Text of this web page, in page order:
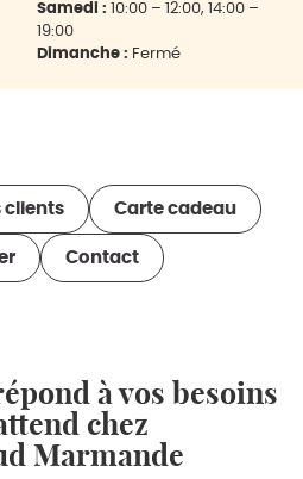
Samedi : 10:00 – 12:00, 14:00 –
19:00
Dimanche : Fermé
clients Carte cadeau
Contact
à vos besoins
chez
Marmande